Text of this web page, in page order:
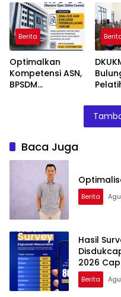
2026
Baik
Berita
Optimalkan
Kompetensi ASN,
BPSDM
Sarana Belajar
Mandiri
Baca Juga
Berita
Hasil
2026
Berita